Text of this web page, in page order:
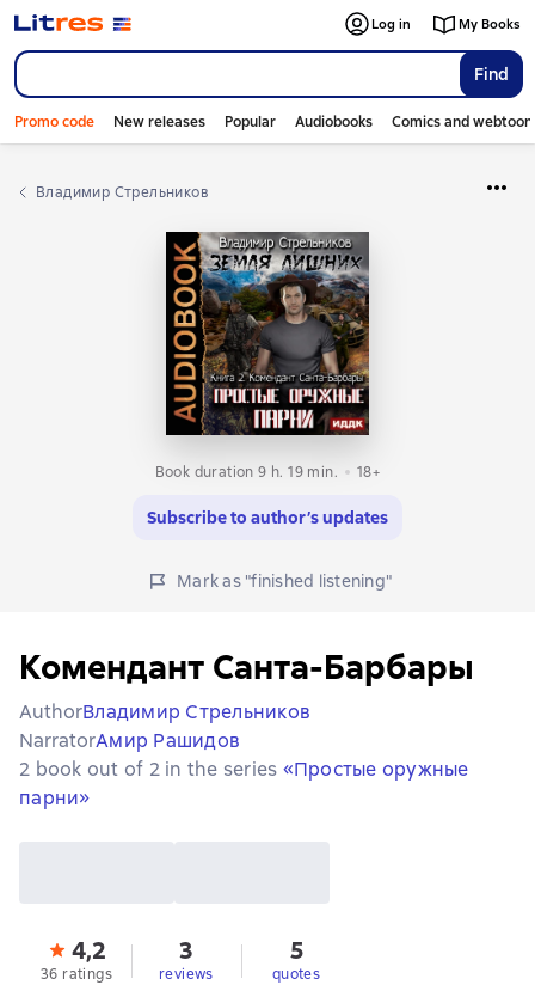
Find
Log in My Books
Promo code New releases Popular Audiobooks Comics and
Владимир Стрельников
Book duration 9 h. 19 min. 18+
Subscribe to author’s updates
Mark as "finished listening"
Комендант Санта-Барбары
AuthorВладимир Стрельников
NarratorАмир Рашидов
2 book out of 2 in the series «Простые оружные
парни»
4,2
36 ratings
3
reviews
5
quotes